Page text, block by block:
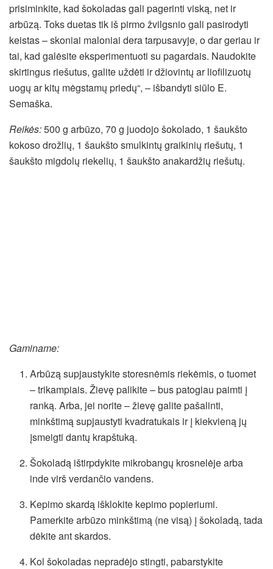
prisiminkite, kad šokoladas gali pagerinti viską, net ir
arbūzą. Toks duetas tik iš pirmo žvilgsnio gali pasirodyti
keistas – skoniai maloniai dera tarpusavyje, o dar geriau ir
tai, kad galėsite eksperimentuoti su pagardais. Naudokite
skirtingus riešutus, galite uždėti ir džiovintų ar liofilizuotų
uogų ar kitų mėgstamų priedų“, – išbandyti siūlo E.
Semaška.
Reikės:500 g arbūzo, 70 g juodojo šokolado, 1 šaukšto
kokoso drožlių, 1 šaukšto smulkintų graikinių riešutų, 1
šaukšto migdolų riekelių, 1 šaukšto anakardžių riešutų.
Gaminame:
Arbūzą supjaustykite storesnėmis riekėmis, o tuomet
– trikampiais. Žievę palikite – bus patogiau paimti į
ranką. Arba, jei norite – žievę galite pašalinti,
minkštimą supjaustyti kvadratukais ir į kiekvieną jų
įsmeigti dantų krapštuką.
Šokoladą ištirpdykite mikrobangų krosnelėje arba
inde virš verdančio vandens.
Kepimo skardą išklokite kepimo popieriumi.
Pamerkite arbūzo minkštimą (ne visą) į šokoladą, tada
dėkite ant skardos.
Kol šokoladas nepradėjo stingti, pabarstykite